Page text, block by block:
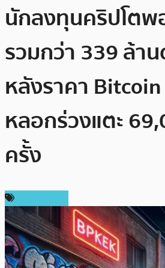
นักลงทุนคริปโต
รวมกว่า 339 ล้า
หลังราคา
หลอกร่วงแตะ
ครั้ง